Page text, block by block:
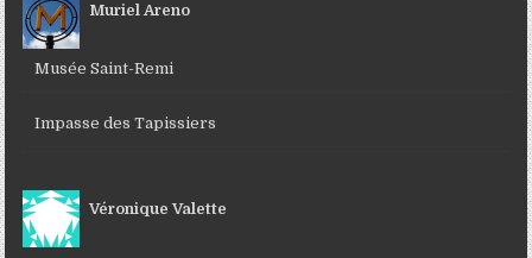
Muriel Areno
Musée Saint-Remi
Impasse des Tapissiers
Véronique Valette